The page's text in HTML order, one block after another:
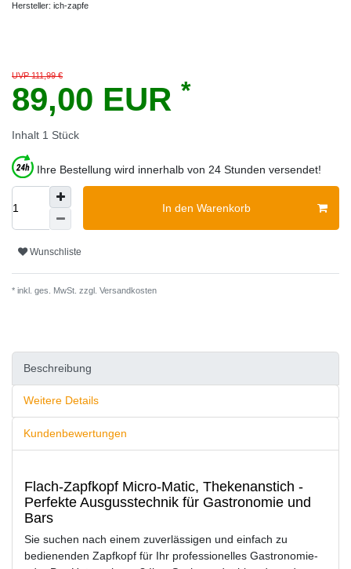
Hersteller: ich-zapfe
UVP 111,99 €
89,00 EUR *
Inhalt 1 Stück
Ihre Bestellung wird innerhalb von 24 Stunden versendet!
In den Warenkorb
Wunschliste
* inkl. ges. MwSt. zzgl. Versandkosten
Beschreibung
Weitere Details
Kundenbewertungen
Flach-Zapfkopf Micro-Matic, Thekenanstich -
Perfekte Ausgusstechnik für Gastronomie und
Bars
Sie suchen nach einem zuverlässigen und einfach zu
bedienenden Zapfkopf für Ihr professionelles Gastronomie-